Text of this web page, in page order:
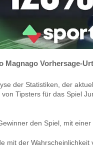
Magnago Vorhersage-
der Statistiken, der
Tipsters für das Spiel
den Spiel, mit
mit der Wahrscheinlichkeit